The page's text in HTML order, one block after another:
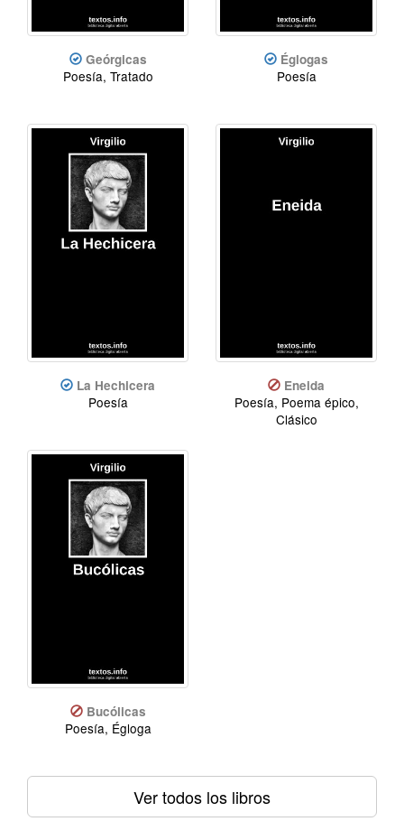
Geórgicas
Poesía, Tratado
Églogas
Poesía
La Hechicera
Poesía
Eneida
Poesía, Poema épico,
Clásico
Bucólicas
Poesía, Égloga
Ver todos los libros